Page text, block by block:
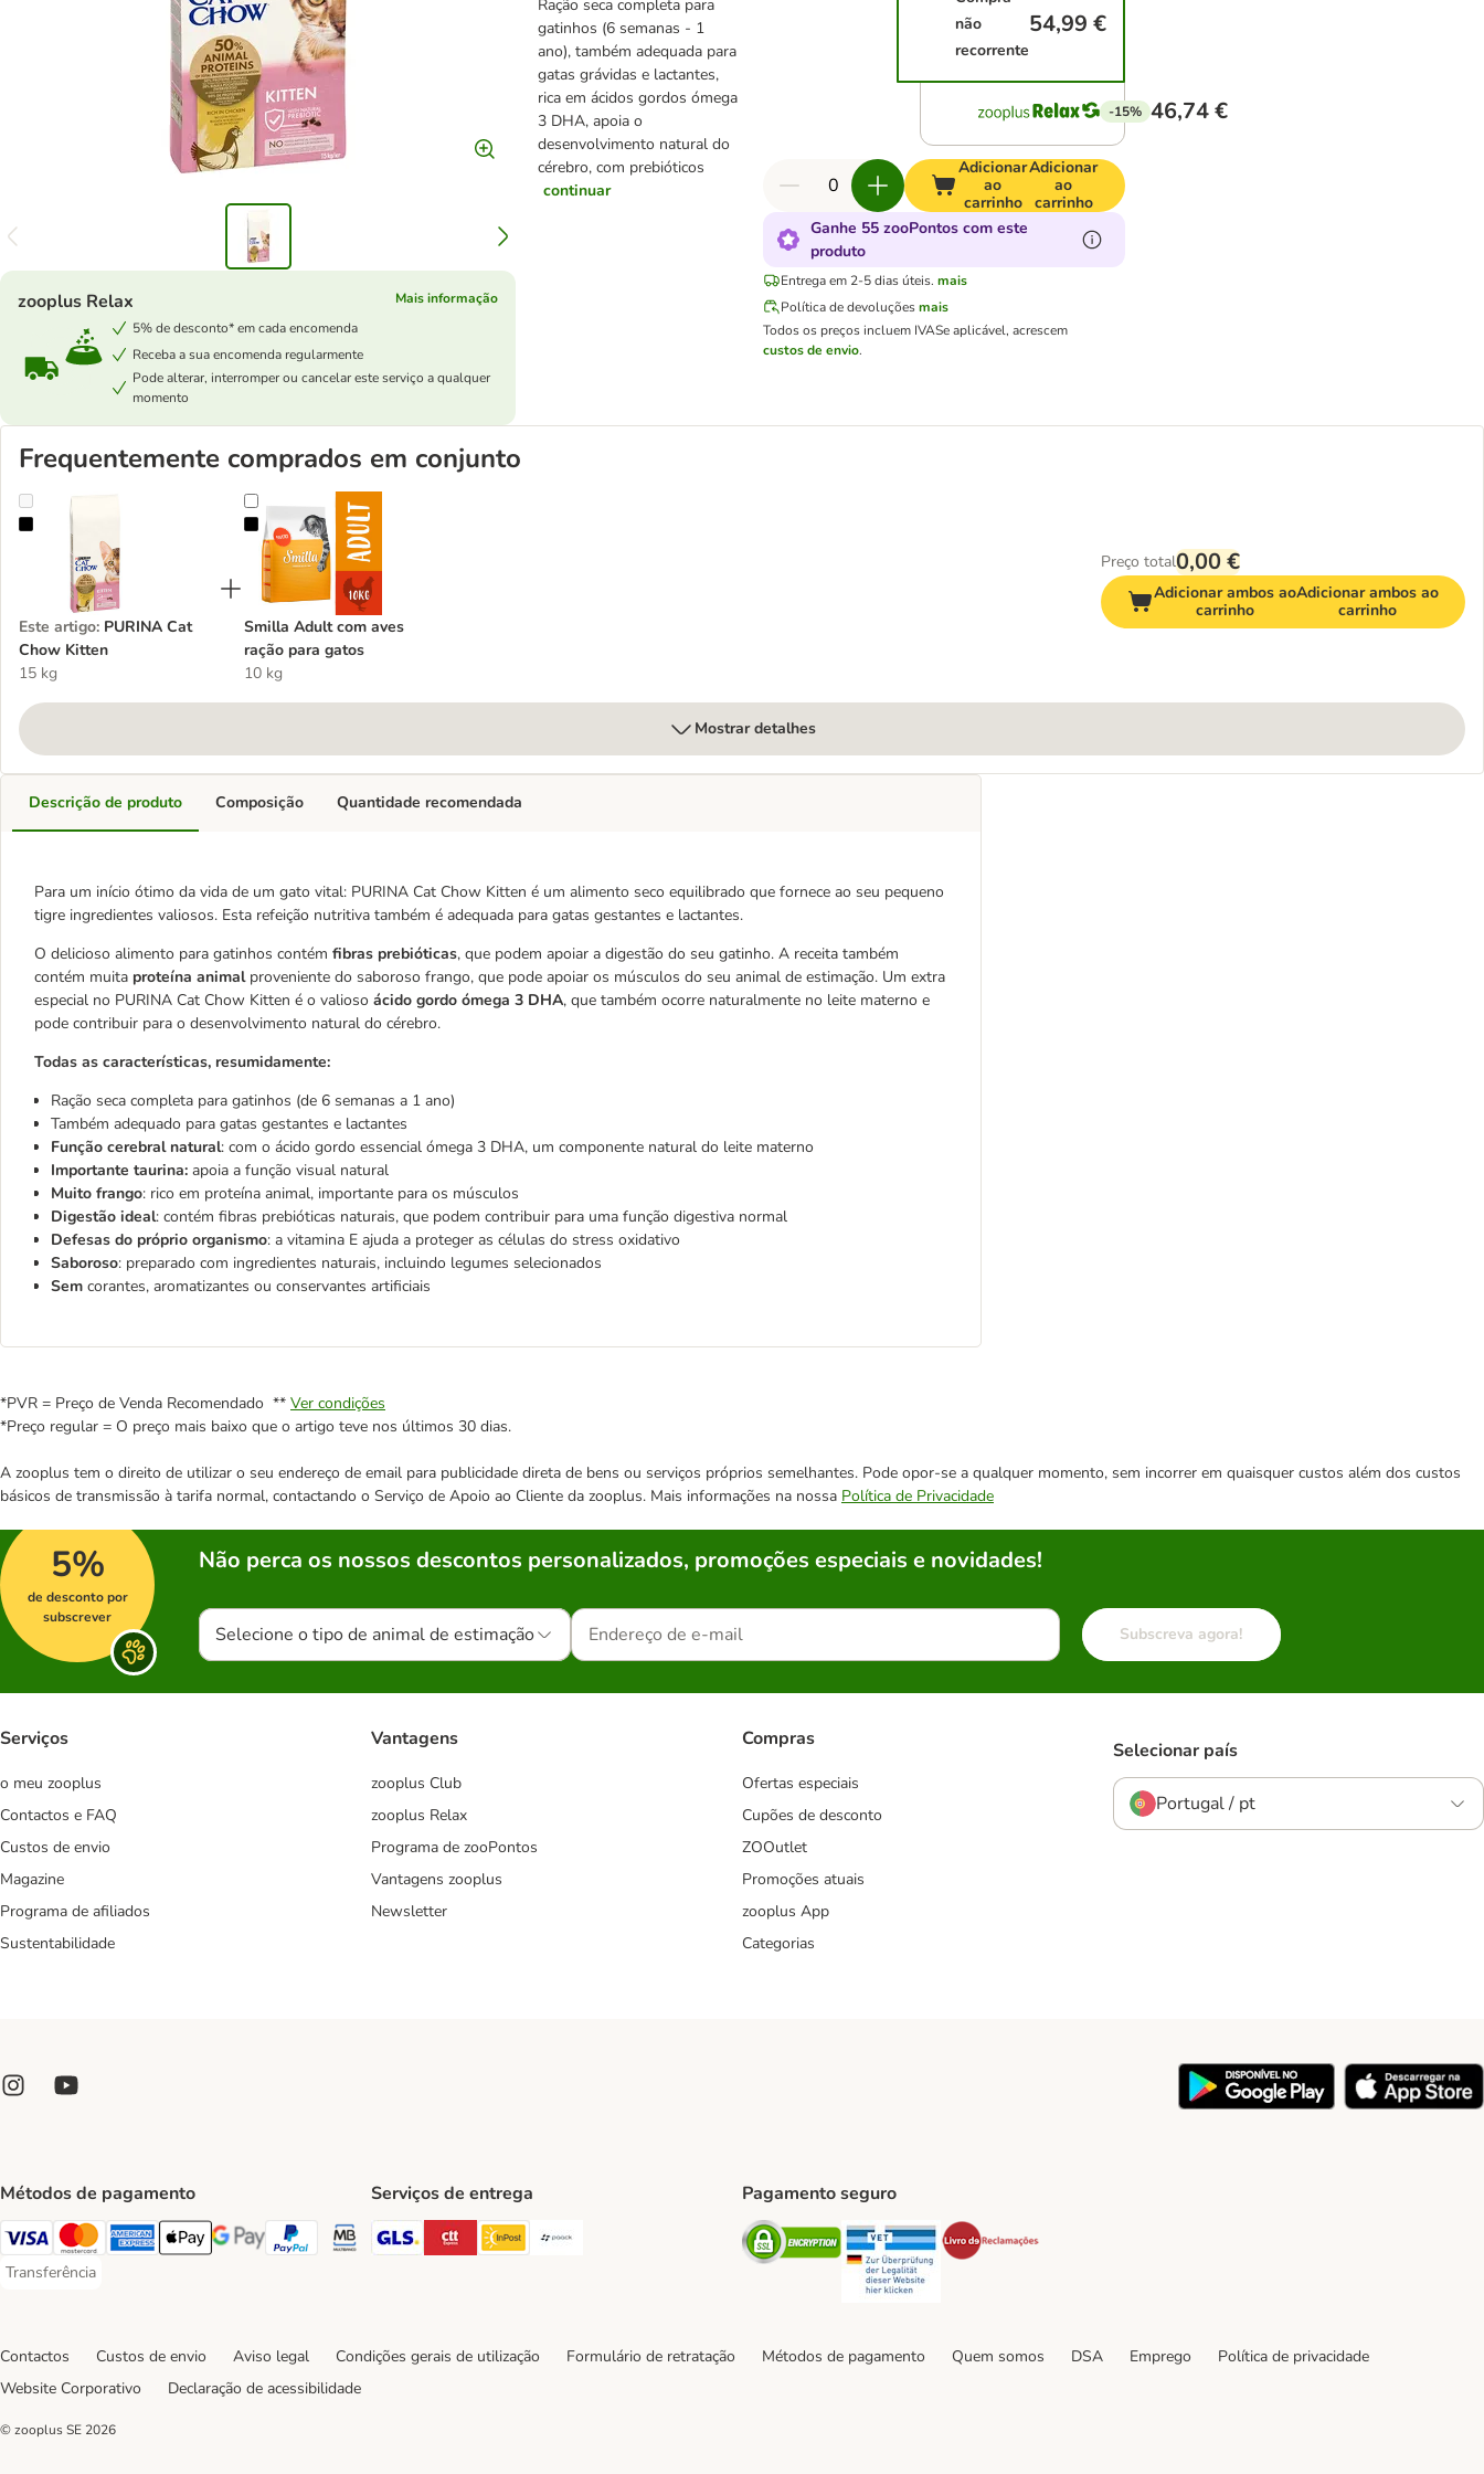
Ração seca completa para
gatinhos (6 semanas - 1
ano), também adequada para
gatas grávidas e lactantes,
rica em ácidos gordos ómega
3 DHA, apoia o
desenvolvimento natural do
cérebro, com prebióticos
continuar
zooplus Relax
Mais informação
5% de desconto* em cada encomenda
Receba a sua encomenda regularmente
Pode alterar, interromper ou cancelar este serviço a qualquer
momento
não
recorrente
54,99 €
-15% 46,74 €
Adicionar
ao
carrinho
Adicionar
ao
carrinho
Ganhe 55 zooPontos com este
produto
Entrega em 2-5 dias úteis. mais
Política de devoluçõesmais
Todos os preços incluem IVASe aplicável, acrescem
custos de envio.
Frequentemente comprados em conjunto
PURINA Cat Chow Kitten
Este artigo: PURINA Cat
Chow Kitten
15 kg
Smilla Adult com aves ração para gatos
Smilla Adult com aves
ração para gatos
10 kg
Preço total0,00 €
Adicionar ambos ao
carrinho
Adicionar ambos ao
carrinho
Mostrar detalhes
Descrição de produto
Para um início ótimo da vida de um gato vital: PURINA Cat Chow Kitten é um alimento seco equilibrado que fornece ao seu pequeno
tigre ingredientes valiosos. Esta refeição nutritiva também é adequada para gatas gestantes e lactantes.
O delicioso alimento para gatinhos contém fibras prebióticas, que podem apoiar a digestão do seu gatinho. A receita também
contém muita proteína animalproveniente do saboroso frango, que pode apoiar os músculos do seu animal de estimação. Um extra
especial no PURINA Cat Chow Kitten é o valioso ácido gordo ómega 3 DHA, que também ocorre naturalmente no leite materno e
pode contribuir para o desenvolvimento natural do cérebro.
Todas as características, resumidamente:
Ração seca completa para gatinhos (de 6 semanas a 1 ano)
Também adequado para gatas gestantes e lactantes
Função cerebral natural: com o ácido gordo essencial ómega 3 DHA, um componente natural do leite materno
Importante taurina: apoia a função visual natural
Muito frango: rico em proteína animal, importante para os músculos
Digestão ideal: contém fibras prebióticas naturais, que podem contribuir para uma função digestiva normal
Defesas do próprio organismo: a vitamina E ajuda a proteger as células do stress oxidativo
Saboroso: preparado com ingredientes naturais, incluindo legumes selecionados
Sem corantes, aromatizantes ou conservantes artificiais
Composição Quantidade recomendada
*PVR = Preço de Venda Recomendado ** Ver condições
*Preço regular = O preço mais baixo que o artigo teve nos últimos 30 dias.
A zooplus tem o direito de utilizar o seu endereço de email para publicidade direta de bens ou serviços próprios semelhantes. Pode opor-se a qualquer momento, sem incorrer em quaisquer custos além dos custos
básicos de transmissão à tarifa normal, contactando o Serviço de Apoio ao Cliente da zooplus. Mais informações na nossa Política de Privacidade
5%
de desconto por
subscrever
Não perca os nossos descontos personalizados, promoções especiais e novidades!
Selecione o tipo de animal de estimação Subscreva agora!
Serviços
o meu zooplus
Contactos e FAQ
Custos de envio
Magazine
Programa de afiliados
Sustentabilidade
Vantagens
zooplus Club
zooplus Relax
Programa de zooPontos
Vantagens zooplus
Newsletter
Compras
Ofertas especiais
Cupões de desconto
ZOOutlet
Promoções atuais
zooplus App
Categorias
Selecionar país
Portugal / pt
Métodos de pagamento
Visa Payment Method
Mastercard Payment Method
American Express Payment Method
Apple Pay Payment Method
Google Pay Payment Method
PayPal Payment Method
Multibanco Payment Method
Transferência
Transferência Payment Method
Serviços de entrega
GLS Shipping Method
CTTExpress Shipping Method
InPost Shipping Method
Paack Shipping Method
Pagamento seguro
Security Security
Contactos Custos de envio Aviso legal Condições gerais de utilização Formulário de retratação Métodos de pagamento Quem somos DSA Emprego
Política de privacidade
Website Corporativo
Declaração de acessibilidade
© zooplus SE 2026